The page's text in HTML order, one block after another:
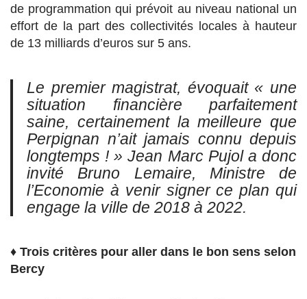
de programmation qui prévoit au niveau national un
effort de la part des collectivités locales à hauteur
de 13 milliards d’euros sur 5 ans.
Le premier magistrat, évoquait « une
situation financière parfaitement
saine, certainement la meilleure que
Perpignan n’ait jamais connu depuis
longtemps ! »Jean Marc Pujol a donc
invité Bruno Lemaire, Ministre de
l’Economie à venir signer ce plan qui
engage la ville de 2018 à 2022.
♦ Trois critères pour aller dans le bon sens selon
Bercy